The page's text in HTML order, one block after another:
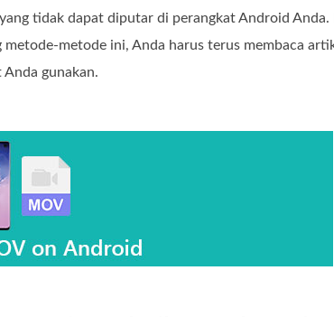
tidak dapat diputar di perangkat Android
ini, Anda harus terus membaca
gunakan.